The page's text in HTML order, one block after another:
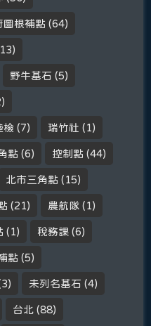
圖根補點 (64)
野牛基石 (5)
檢 (7) 瑞竹社 (1)
點 (6) 控制點 (44)
北市三角點 (15)
(21) 農航隊 (1)
(1) 稅務課 (6)
點 (5)
未列名基石 (4)
台北 (88)